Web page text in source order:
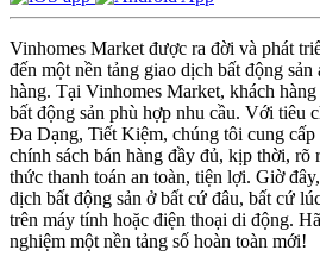
Vinhomes Market được ra đời và phát
đến một nền tảng giao dịch bất động
hàng. Tại Vinhomes Market, khách
bất động sản phù hợp nhu cầu. Với tiêu
Đa Dạng, Tiết Kiệm, chúng tôi cung
chính sách bán hàng đầy đủ, kịp thời, rõ
thức thanh toán an toàn, tiện lợi. Giờ
dịch bất động sản ở bất cứ đâu, bất cứ
trên máy tính hoặc điện thoại di động.
nghiệm một nền tảng số hoàn toàn mới!